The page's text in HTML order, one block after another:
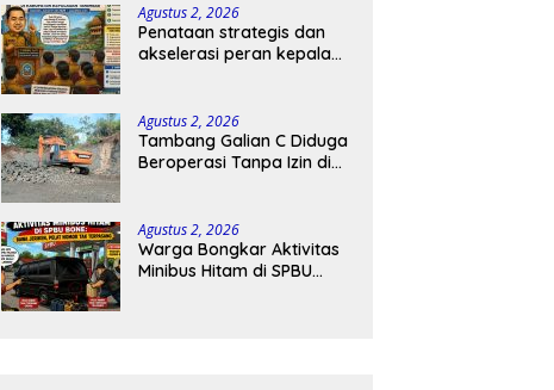
Agustus 2, 2026
Penataan strategis dan
akselerasi peran kepala
Agustus 2, 2026
Tambang Galian C Diduga
Beroperasi Tanpa Izin di
Tangan
Agustus 2, 2026
Warga Bongkar Aktivitas
Minibus Hitam di SPBU